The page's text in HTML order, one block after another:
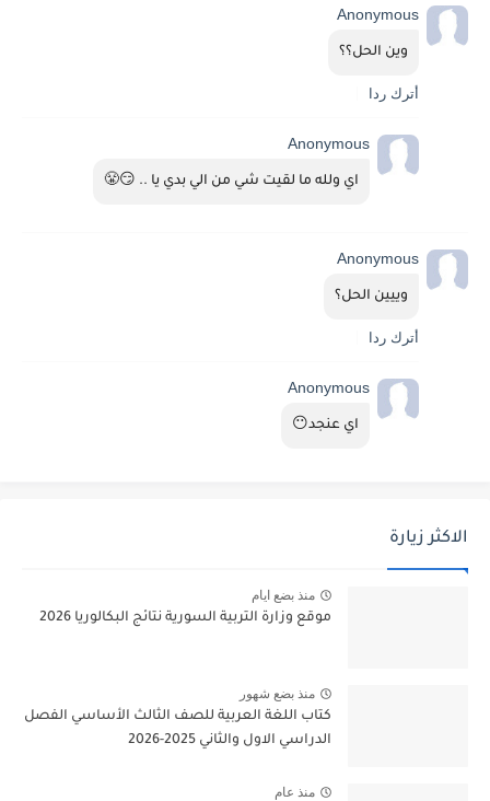
Anonymous
وين الحل؟؟
أترك ردا
Anonymous
اي ولله ما لقيت شي من الي بدي يا .. 😏😤
Anonymous
وييين الحل؟
أترك ردا
Anonymous
اي عنجد😶
الاكثر زيارة
منذ بضع ايام
موقع وزارة التربية السورية نتائج البكالوريا 2026
منذ بضع شهور
كتاب اللغة العربية للصف الثالث الأساسي الفصل
الدراسي الاول والثاني 2025-2026
منذ عام